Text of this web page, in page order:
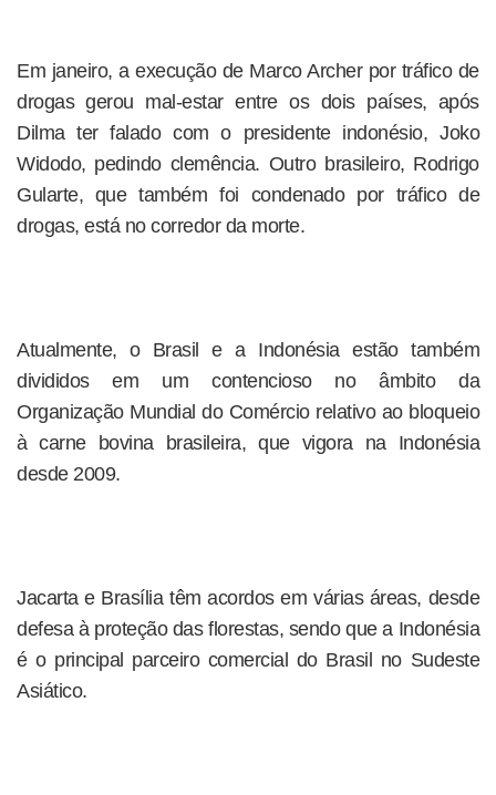
Em janeiro, a execução de Marco Archer por tráfico de
drogas gerou mal-estar entre os dois países, após
Dilma ter falado com o presidente indonésio, Joko
Widodo, pedindo clemência. Outro brasileiro, Rodrigo
Gularte, que também foi condenado por tráfico de
drogas, está no corredor da morte.
Atualmente, o Brasil e a Indonésia estão também
divididos em um contencioso no âmbito da
Organização Mundial do Comércio relativo ao bloqueio
à carne bovina brasileira, que vigora na Indonésia
desde 2009.
Jacarta e Brasília têm acordos em várias áreas, desde
defesa à proteção das florestas, sendo que a Indonésia
é o principal parceiro comercial do Brasil no Sudeste
Asiático.